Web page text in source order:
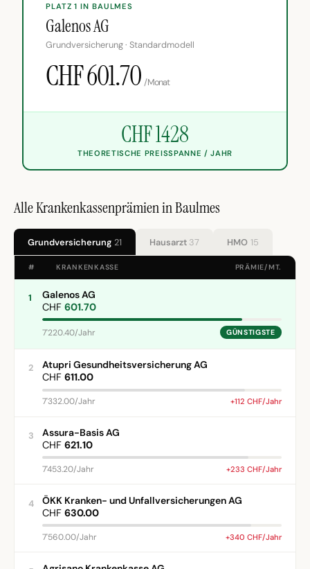
PLATZ 1 IN BAULMES
Galenos AG
Grundversicherung · Standardmodell
CHF 601.70 /Monat
CHF 1428
THEORETISCHE PREISSPANNE / JAHR
Alle Krankenkassenprämien in Baulmes
Grundversicherung 21 Hausarzt 37 HMO 15
# KRANKENKASSE PRÄMIE/MT.
1
Galenos AG
CHF 601.70
7'220.40/Jahr GÜNSTIGSTE
2
Atupri Gesundheitsversicherung AG
CHF 611.00
7'332.00/Jahr +112 CHF/Jahr
3
Assura-Basis AG
CHF 621.10
7'453.20/Jahr +233 CHF/Jahr
4
ÖKK Kranken- und Unfallversicherungen AG
CHF 630.00
7'560.00/Jahr +340 CHF/Jahr